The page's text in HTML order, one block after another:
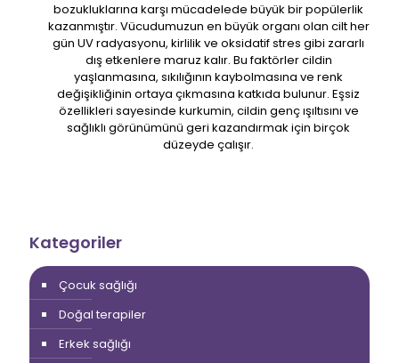
bozukluklarına karşı mücadelede büyük bir popülerlik
kazanmıştır. Vücudumuzun en büyük organı olan cilt her
gün UV radyasyonu, kirlilik ve oksidatif stres gibi zararlı
dış etkenlere maruz kalır. Bu faktörler cildin
yaşlanmasına, sıkılığının kaybolmasına ve renk
değişikliğinin ortaya çıkmasına katkıda bulunur. Eşsiz
özellikleri sayesinde kurkumin, cildin genç ışıltısını ve
sağlıklı görünümünü geri kazandırmak için birçok
düzeyde çalışır.
Kategoriler
Çocuk sağlığı
Doğal terapiler
Erkek sağlığı